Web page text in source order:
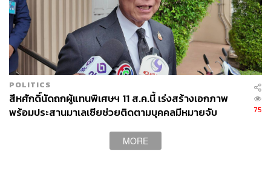
POLITICS
สีหศักดิ์นัดถกผู้แทนพิเศษฯ 11 ส.ค.นี้ เร่งสร้างเอกภาพ
พร้อมประสานมาเลเซียช่วยติดตามบุคคลมีหมายจับ
75
MORE